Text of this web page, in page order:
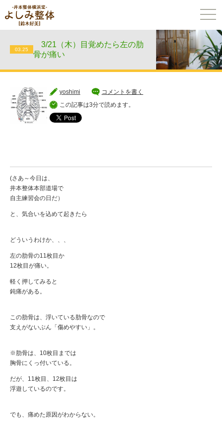
03.25
3/21（木）目覚めたら左の肋
骨が痛い
yoshimi
コメントを書く
この記事は3分で読めます。
(さあ～今日は、
井本整体本部道場で
自主練習会の日だ）
と、気合いを込めて起きたら
どういうわけか、、、
左の肋骨の11枚目か
12枚目が痛い。
軽く押してみると
鈍痛がある。
この肋骨は、浮いている肋骨なので
支えがないぶん「傷めやすい」。
※肋骨は、10枚目までは
胸骨にくっ付いている。
だが、11枚目、12枚目は
浮遊しているのです。
でも、痛めた原因がわからない。